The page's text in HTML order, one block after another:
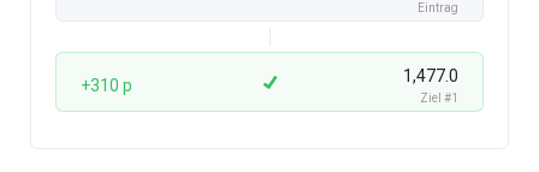
Eintrag
+310 p 1,477.0
Ziel #1